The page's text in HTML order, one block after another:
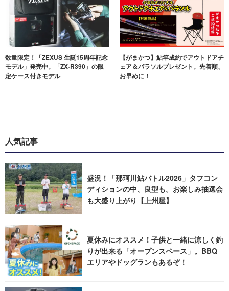
数量限定！「ZEXUS 生誕15周年記念
モデル」発売中。「ZX-R390」の限
定ケース付きモデル
【がまかつ】鮎竿成約でアウトドアチ
ェア＆パラソルプレゼント。先着順、
お早めに！
人気記事
盛況！「那珂川鮎バトル2026」タフコン
ディションの中、良型も。お楽しみ抽選会
も大盛り上がり【上州屋】
夏休みにオススメ！子供と一緒に涼しく釣
りが出来る「オープンスペース」。BBQ
エリアやドッグランもあるぞ！